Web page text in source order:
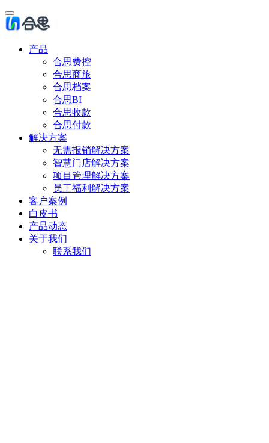
产品
合思费控
合思商旅
合思档案
合思BI
合思收款
合思付款
解决方案
无需报销解决方案
智慧门店解决方案
项目管理解决方案
员工福利解决方案
客户案例
白皮书
产品动态
关于我们
联系我们